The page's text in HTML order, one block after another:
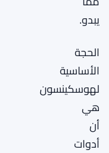
يبدو.
الحجة
الأساسية
لهوسكينسون
هي
أن
أدوات